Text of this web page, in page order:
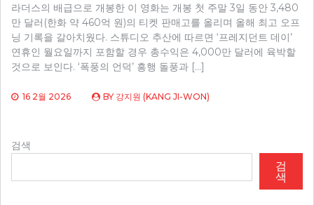
라더스의 배급으로 개봉한 이 영화는 개봉 첫 주말 3일 동안 3,480
만 달러(한화 약 460억 원)의 티켓 판매고를 올리며 올해 최고 오프
닝 기록을 갈아치웠다. 스튜디오 추산에 따르면 ‘프레지던트 데이’
연휴인 월요일까지 포함할 경우 총수익은 4,000만 달러에 육박할
것으로 보인다. ‘폭풍의 언덕’ 흥행 돌풍과 […]
16 2월 2026 BY 강지원 (KANG JI-WON)
검색
검
색